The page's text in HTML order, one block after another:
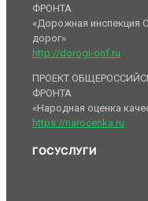
ФРОНТА
«Дорожная инспекция
дорог»
http://dorogi-onf.ru
ПРОЕКТ
ФРОНТА
«Народная оценка
https://narocenka.ru
ГОСУСЛУГИ